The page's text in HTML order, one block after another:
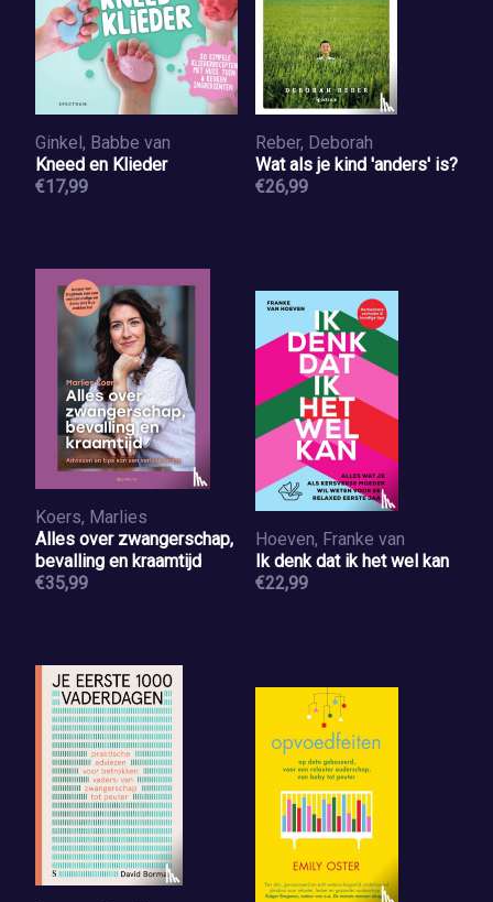
Ginkel, Babbe van
Kneed en Klieder
€17,99
Reber, Deborah
Wat als je kind 'anders' is?
€26,99
Koers, Marlies
Alles over zwangerschap,
bevalling en kraamtijd
€35,99
Hoeven, Franke van
Ik denk dat ik het wel kan
€22,99